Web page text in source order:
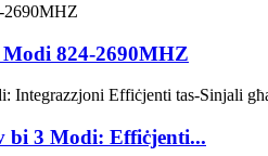
824-2690MHZ
bi 3 Modi: Effiċjenti...